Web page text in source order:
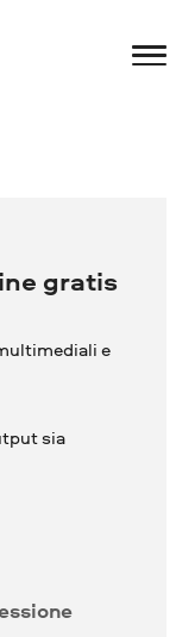
gratis
e
sia